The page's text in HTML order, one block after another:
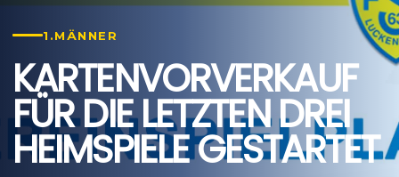
1.MÄNNER
KARTENVORVERKAUF
FÜR DIE LETZTEN DREI
HEIMSPIELE GESTARTET